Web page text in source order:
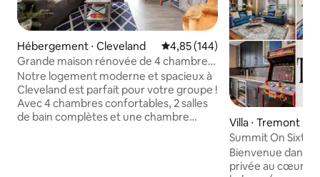
Hébergement ⋅ Cleveland Évaluation moyenne sur la
4,85 (144)
Grande maison rénovée de 4 chambres !
À 9 min du centre-ville de Cleveland
Notre logement moderne et spacieux à
Cleveland est parfait pour votre groupe !
Avec 4 chambres confortables, 2 salles
de bain complètes et une chambre
Villa ⋅ Tremont
Summit On Sixth
d'horizon depuis
Bienvenue dans
privée au cœur